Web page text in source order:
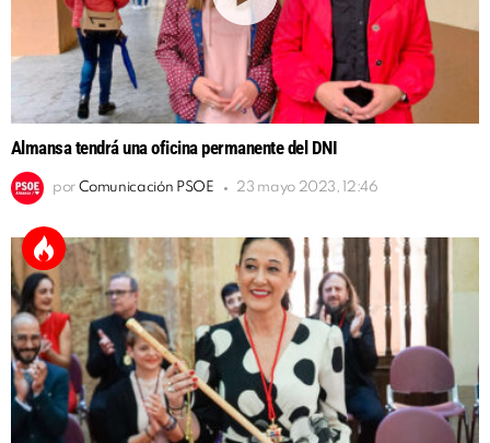
Almansa tendrá una oficina permanente del DNI
por Comunicación PSOE 23 mayo 2023, 12:46